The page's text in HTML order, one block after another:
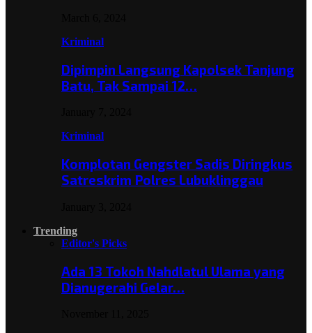
Kriminal
Dipimpin Langsung Kapolsek Tanjung
Batu, Tak Sampai 12…
Kriminal
Komplotan Gengster Sadis Diringkus
Satreskrim Polres Lubuklinggau
Trending
Editor's Picks
Ada 13 Tokoh Nahdlatul Ulama yang
Dianugerahi Gelar…